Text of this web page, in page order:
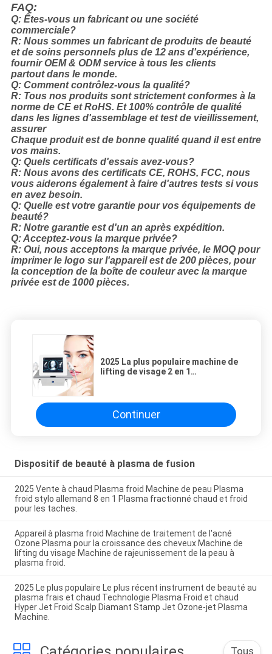
FAQ:
Q: Êtes-vous un fabricant ou une société
commerciale?
R: Nous sommes un fabricant de produits de beauté
et de soins personnels plus de 12 ans d'expérience,
fournir OEM & ODM service à tous les clients
partout dans le monde.
Q: Comment contrôlez-vous la qualité?
R: Tous nos produits sont strictement conformes à la
norme de CE et RoHS. Et 100% contrôle de qualité
dans les lignes d'assemblage et test de vieillissement,
assurer
Chaque produit est de bonne qualité quand il est entre
vos mains.
Q: Quels certificats d'essais avez-vous?
R: Nous avons des certificats CE, ROHS, FCC, nous
vous aiderons également à faire d'autres tests si vous
en avez besoin.
Q: Quelle est votre garantie pour vos équipements de
beauté?
R: Notre garantie est d'un an après expédition.
Q: Acceptez-vous la marque privée?
R: Oui, nous acceptons la marque privée, le MOQ pour
imprimer le logo sur l'appareil est de 200 pièces, pour
la conception de la boîte de couleur avec la marque
privée est de 1000 pièces.
2025 La plus populaire machine de
lifting de visage 2 en 1
domestique équipement de
beauté machine esthétique de
beauté
Continuer
Dispositif de beauté à plasma de fusion
2025 Vente à chaud Plasma froid Machine de peau Plasma
froid stylo allemand 8 en 1 Plasma fractionné chaud et froid
pour les taches.
Appareil à plasma froid Machine de traitement de l'acné
Ozone Plasma pour la croissance des cheveux Machine de
lifting du visage Machine de rajeunissement de la peau à
plasma froid.
2025 Le plus populaire Le plus récent instrument de beauté au
plasma frais et chaud Technologie Plasma Froid et chaud
Hyper Jet Froid Scalp Diamant Stamp Jet Ozone-jet Plasma
Machine.
Tous